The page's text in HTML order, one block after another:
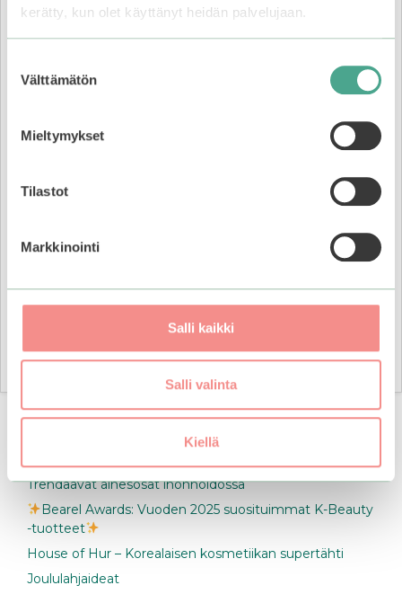
kerätty, kun olet käyttänyt heidän palvelujaan.
valinta
Välttämätön
Mieltymykset
Tilastot
Markkinointi
Salli kaikki
Salli valinta
Kiellä
Kategoriat
BRL
kauneudenhoito,kauneusrutiini,korealainen
korealainen kosmetiikka
Kasvojen kaksoispuhdistus – miksi ja miten?
Uusimmat artikkelit
Trendaavat ainesosat ihonhoidossa
Bearel Awards: Vuoden 2025 suosituimmat K-Beauty
-tuotteet
House of Hur – Korealaisen kosmetiikan supertähti
Joululahjaideat